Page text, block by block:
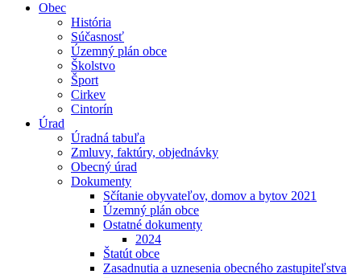
Obec
História
Súčasnosť
Územný plán obce
Školstvo
Šport
Cirkev
Cintorín
Úrad
Úradná tabuľa
Zmluvy, faktúry, objednávky
Obecný úrad
Dokumenty
Sčítanie obyvateľov, domov a bytov 2021
Územný plán obce
Ostatné dokumenty
2024
Štatút obce
Zasadnutia a uznesenia obecného zastupiteľstva